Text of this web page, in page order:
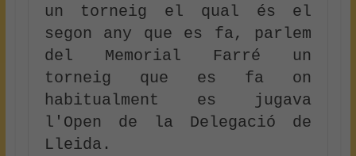
un torneig el qual és el
segon any que es fa, parlem
del Memorial Farré un
torneig que es fa on
habitualment es jugava
l'Open de la Delegació de
Lleida.